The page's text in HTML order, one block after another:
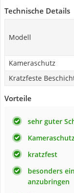
Technische Details
Modell
Kameraschutz
Kratzfeste
Vorteile
sehr guter
kratzfest
besonders
anzubringen